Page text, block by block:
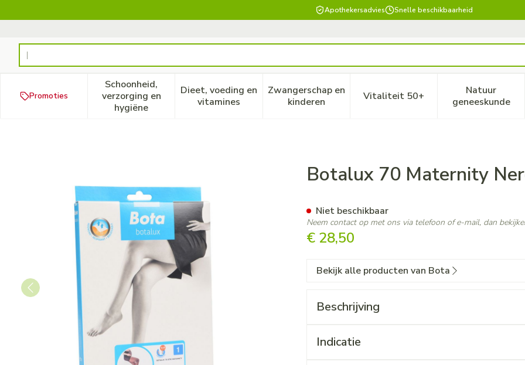
Apothekersadvies Snelle beschikbaarheid
Product, merk, categorie...
Promoties
Schoonheid,
verzorging en
hygiëne
Toon submenu voor Schoonheid, verzorging en hygiëne categorie
Dieet, voeding en
vitaminesToon submenu voor Dieet, voeding en vitamines categorie
Zwangerschap en
kinderenToon submenu voor Zwangerschap en kinderen
Vitaliteit 50+Toon submenu voor Vitaliteit
Natuur
geneeskunde
Toon
Botalux 70 Maternity
€ 28,50
Niet beschikbaar
Neem contact op met ons via telefoon of e-mail, dan
Bekijk alle producten van Bota
Beschrijving
Indicatie